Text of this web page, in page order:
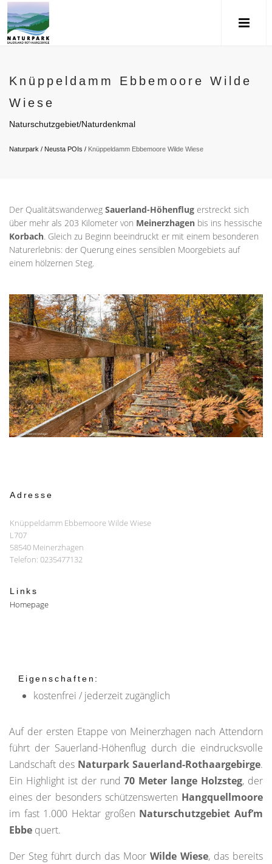
Knüppeldamm Ebbemoore Wilde
Wiese
Naturschutzgebiet/Naturdenkmal
Naturpark / Neusta POIs / Knüppeldamm Ebbemoore Wilde Wiese
Der Qualitätswanderweg Sauerland-Höhenflug erstreckt sich
über mehr als 203 Kilometer von Meinerzhagen bis ins hessische
Korbach. Gleich zu Beginn beeindruckt er mit einem besonderen
Naturerlebnis: der Querung eines sensiblen Moorgebiets auf
einem hölzernen Steg.
Adresse
Knüppeldamm Ebbemoore Wilde Wiese
L707
58540 Meinerzhagen
Telefon: 0235477132
Links
Homepage
Eigenschaften:
kostenfrei / jederzeit zugänglich
Auf der ersten Etappe von Meinerzhagen nach Attendorn
führt der Sauerland-Höhenflug durch die eindrucksvolle
Landschaft des Naturpark Sauerland-Rothaargebirge.
Ein Highlight ist der rund70 Meter lange Holzsteg, der
eines der besonders schützenswerten Hangquellmoore
im fast 1.000 Hektar großen Naturschutzgebiet Auf’m
Ebbe quert.
Der Steg führt durch das Moor Wilde Wiese, das bereits